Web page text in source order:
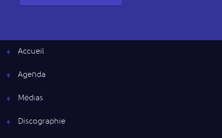
Accueil
Agenda
Médias
Discographie